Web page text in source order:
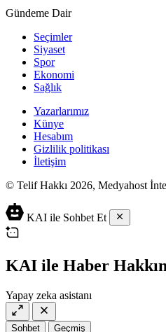
Gündeme Dair
Seçimler
Siyaset
Spor
Ekonomi
Sağlık
Yazarlarımız
Künye
Hesabım
Gizlilik politikası
İletişim
© Telif Hakkı 2026, Medyahost
casino
siteleri
casino
2023
lordcasino
canlı
casino
siteleri
iyi
casino
vdcasino
vdcasino
giriş
ev
yapımı
salça
KAI ile Sohbet Et
KAI ile Haber
Yapay zeka asistanı
Sohbet Geçmiş